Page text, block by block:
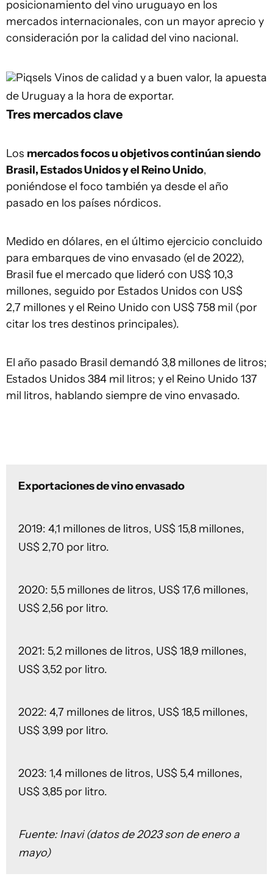
posicionamiento del vino uruguayo en los
mercados internacionales, con un mayor aprecio y
consideración por la calidad del vino nacional.
Piqsels Vinos de calidad y a buen valor, la apuesta
de Uruguay a la hora de exportar.
Tres mercados clave
Los mercados focos u objetivos continúan siendo
Brasil, Estados Unidos y el Reino Unido,
poniéndose el foco también ya desde el año
pasado en los países nórdicos.
Medido en dólares, en el último ejercicio concluido
para embarques de vino envasado (el de 2022),
Brasil fue el mercado que lideró con US$ 10,3
millones, seguido por Estados Unidos con US$
2,7 millones y el Reino Unido con US$ 758 mil (por
citar los tres destinos principales).
El año pasado Brasil demandó 3,8 millones de litros;
Estados Unidos 384 mil litros; y el Reino Unido 137
mil litros, hablando siempre de vino envasado.
Exportaciones de vino envasado
2019: 4,1 millones de litros, US$ 15,8 millones,
US$ 2,70 por litro.
2020: 5,5 millones de litros, US$ 17,6 millones,
US$ 2,56 por litro.
2021: 5,2 millones de litros, US$ 18,9 millones,
US$ 3,52 por litro.
2022: 4,7 millones de litros, US$ 18,5 millones,
US$ 3,99 por litro.
2023: 1,4 millones de litros, US$ 5,4 millones,
US$ 3,85 por litro.
Fuente: Inavi (datos de 2023 son de enero a
mayo)